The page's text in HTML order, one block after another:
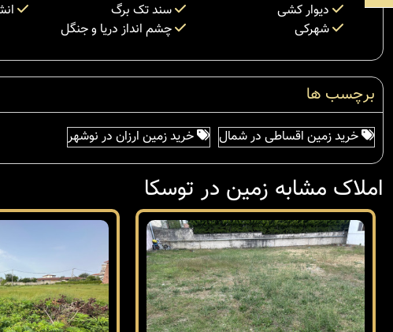
دیوار کشی سند تک برگ
شهرکی
چشم انداز دریا و جنگل
برچسب ها
خرید زمین اقساطی در شمال خرید زمین ارزان در نوشهر
املاک مشابه زمین در توسکا